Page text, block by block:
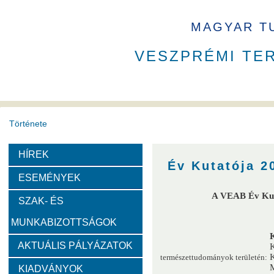
MAGYAR
VESZPRÉMI
Története
A VEAB története Eddigi VEAB elnökök
Díjak
Emlékérem
Szervezeti felépítése
HÍREK
ESEMÉNYEK
SZAK- ÉS
MUNKABIZOTTSÁGOK
AKTUÁLIS PÁLYÁZATOK
KIADVÁNYOK
Év Kutatója
A VEAB Év
természettudományok területén: